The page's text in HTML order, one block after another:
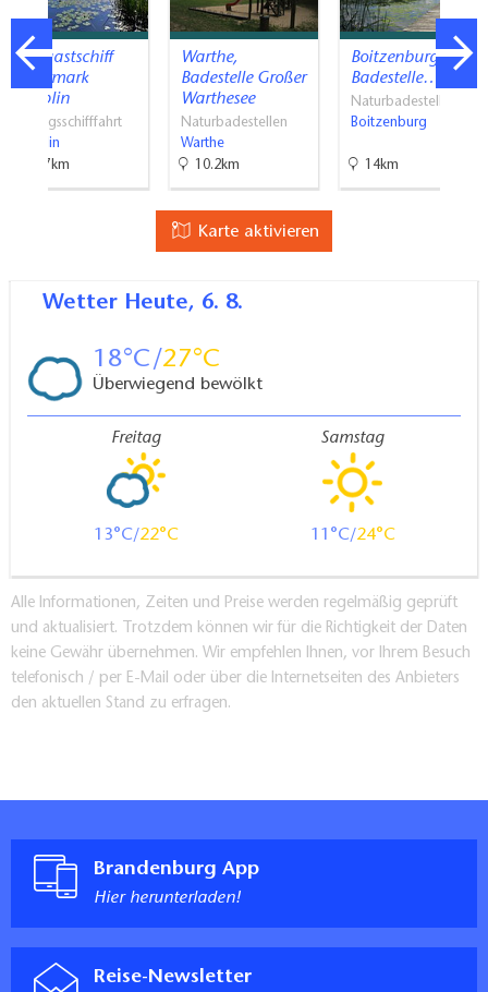
Fahrgastschiff
Uckermark
Templin
Ausflugsschifffahrt
Templin
18.7km
Warthe,
Badestelle Großer
Warthesee
Naturbadestellen
Warthe
10.2km
Boitzenburg,
Badestelle…
Naturbadestellen
Boitzenburg
14km
Karte aktivieren
Wetter Heute, 6. 8.
18 27
Überwiegend bewölkt
Freitag
13 22
Samstag
11 24
Alle Informationen, Zeiten und Preise werden regelmäßig geprüft
und aktualisiert. Trotzdem können wir für die Richtigkeit der Daten
keine Gewähr übernehmen. Wir empfehlen Ihnen, vor Ihrem Besuch
telefonisch / per E-Mail oder über die Internetseiten des Anbieters
den aktuellen Stand zu erfragen.
Brandenburg App
Hier herunterladen!
Reise-Newsletter